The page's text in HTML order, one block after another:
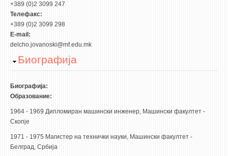
ТЕЛЕФОНСКИ ИМЕНИК
ALUMNI MFS
ИЗВЕСТУВАЊА
НАСТАВЕН КАДАР
ВОНРЕДНИ ПРОФ.
ДОЦЕНТИ
ЛЕКТОРИ
+389 (0)2 3099 247
Телефакс:
+389 (0)2 3099 298
E-mail:
delcho.jovanoski@mf.edu.mk
Hide
Биографија
Биографија:
Образование:
1964 - 1969 Дипломиран машински инженер, Машински факултет -
Скопје
1971 - 1975 Магистер на технички науки, Машински факултет -
Белград, Србија